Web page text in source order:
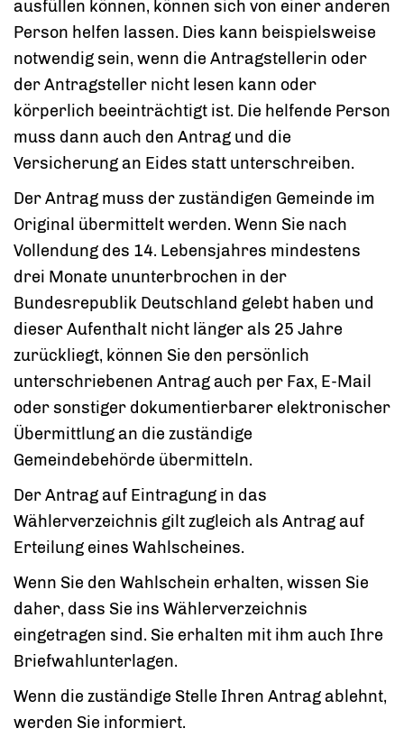
ausfüllen können, können sich von einer anderen
Person helfen lassen. Dies kann beispielsweise
notwendig sein, wenn die Antragstellerin oder
der Antragsteller nicht lesen kann oder
körperlich beeinträchtigt ist. Die helfende Person
muss dann auch den Antrag und die
Versicherung an Eides statt unterschreiben.
Der Antrag muss der zuständigen Gemeinde im
Original übermittelt werden. Wenn Sie nach
Vollendung des 14. Lebensjahres mindestens
drei Monate ununterbrochen in der
Bundesrepublik Deutschland gelebt haben und
dieser Aufenthalt nicht länger als 25 Jahre
zurückliegt, können Sie den persönlich
unterschriebenen Antrag auch per Fax, E-Mail
oder sonstiger dokumentierbarer elektronischer
Übermittlung an die zuständige
Gemeindebehörde übermitteln.
Der Antrag auf Eintragung in das
Wählerverzeichnis gilt zugleich als Antrag auf
Erteilung eines Wahlscheines.
Wenn Sie den Wahlschein erhalten, wissen Sie
daher, dass Sie ins Wählerverzeichnis
eingetragen sind. Sie erhalten mit ihm auch Ihre
Briefwahlunterlagen.
Wenn die zuständige Stelle Ihren Antrag ablehnt,
werden Sie informiert.